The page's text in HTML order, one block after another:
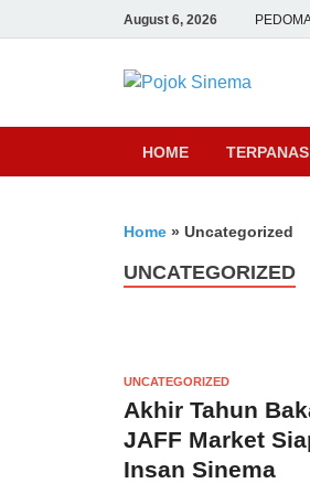
August 6, 2026
HOME TERPANAS
Home » Uncategorized
UNCATEGORIZED
UNCATEGORIZED
Akhir Tahun
JAFF Market
Insan Sinema